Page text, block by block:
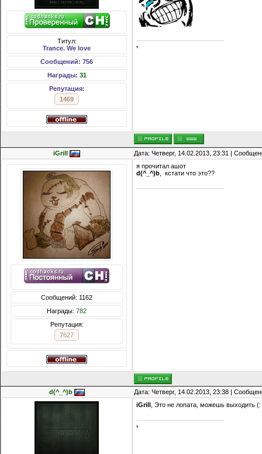
Титул:
Trance. We love
Сообщений: 756
Награды: 31
Репутация:
1469
*
iGrill Дата: Четверг, 14.02.2013, 23:31 |
Сообщений: 1162
Награды: 782
Репутация:
7627
я прочитал ашот
d(^_^)b , кстати что это??
d(^_^)b Дата: Четверг, 14.02.2013, 23:38 |
iGrill , Это не лопата, можешь выходить (:
*